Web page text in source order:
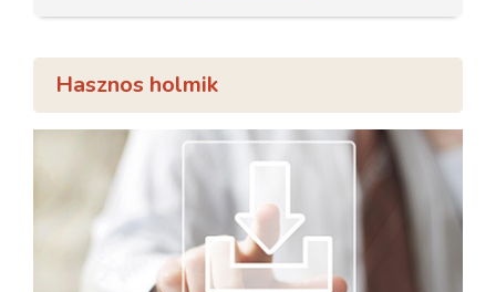
Hasznos holmik